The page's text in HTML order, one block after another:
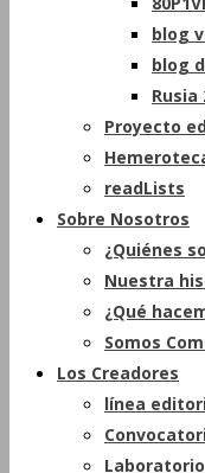
blog
blog
Rusia
Proyecto
readLists
Sobre Nosotros
¿Quiénes
Nuestra
¿Qué
Somos
Los Creadores
línea